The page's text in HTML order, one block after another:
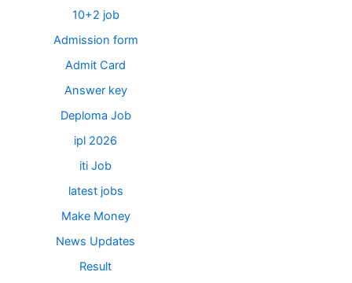
10+2 job
Admission form
Admit Card
Answer key
Deploma Job
ipl 2026
iti Job
latest jobs
Make Money
News Updates
Result